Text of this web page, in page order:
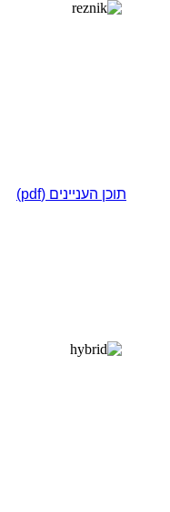
תוכן העניינים (pdf)